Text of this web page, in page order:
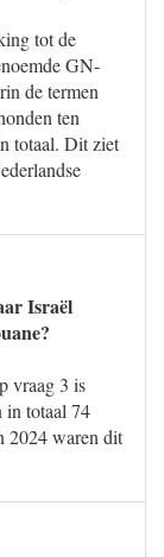
tot de
GN-
de termen
ten
totaal. Dit ziet
Israël
vraag 3 is
in totaal 74
2024 waren dit